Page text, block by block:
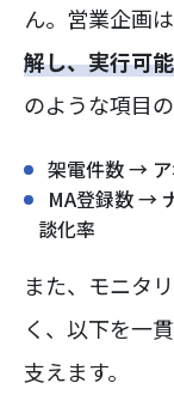
ん。営業企画は
解し、実行可
のような項目
架電件数 →
MA登録数 →
談化率
また、モニタ
く、以下を一
支えます。